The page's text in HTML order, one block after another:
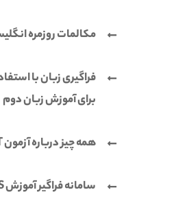
مکالمات روزمره
فراگیری زبان با
برای آموزش زبان دوم
همه چیز درباره آزمون OET
سامانه فراگیر آموزش LMS چیست؟